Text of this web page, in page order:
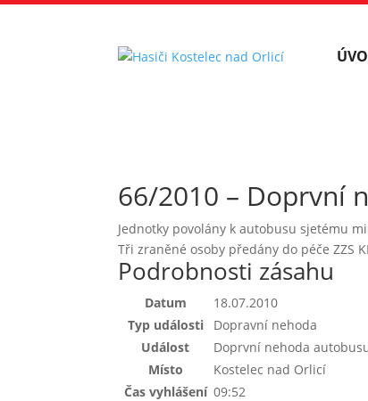
66/2010 – Doprvní
Jednotky povolány k autobusu sjetému
Tři zraněné osoby předány do péče ZZS
Podrobnosti zásahu
Datum
18.07.2010
Typ události
Dopravní nehoda
Událost
Doprvní nehoda
Místo
Kostelec nad Orlicí
Čas vyhlášení 09:52